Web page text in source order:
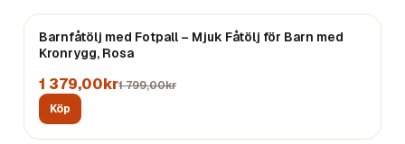
REA
Barnfåtölj med Fotpall – Mjuk Fåtölj för Barn med
Kronrygg, Rosa
1 379,00kr1 799,00kr
Köp